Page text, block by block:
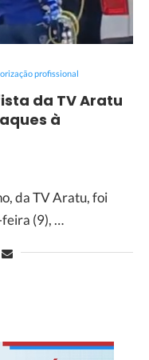
profissional
da TV Aratu
à
da TV Aratu, foi
(9), …